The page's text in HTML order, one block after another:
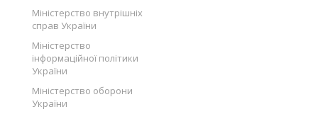
Міністерство внутрішніх
справ України
Міністерство
інформаційної політики
України
Міністерство оборони
України